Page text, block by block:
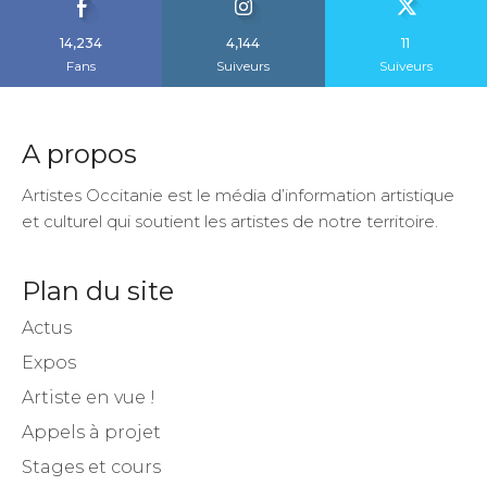
14,234
Fans
4,144
Suiveurs
11
Suiveurs
A propos
Artistes Occitanie est le média d’information artistique
et culturel qui soutient les artistes de notre territoire.
Plan du site
Actus
Expos
Artiste en vue !
Appels à projet
Stages et cours